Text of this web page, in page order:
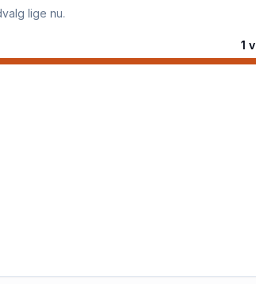
lige nu.
1